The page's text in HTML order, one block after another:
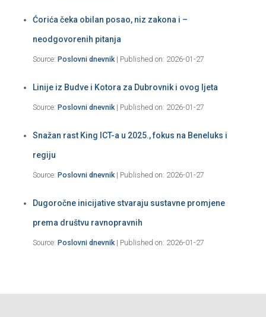
Ćorića čeka obilan posao, niz zakona i –
neodgovorenih pitanja
Source: Poslovni dnevnik Published on: 2026-01-27
Linije iz Budve i Kotora za Dubrovnik i ovog ljeta
Source: Poslovni dnevnik Published on: 2026-01-27
Snažan rast King ICT-a u 2025., fokus na Beneluks i
regiju
Source: Poslovni dnevnik Published on: 2026-01-27
Dugoročne inicijative stvaraju sustavne promjene
prema društvu ravnopravnih
Source: Poslovni dnevnik Published on: 2026-01-27